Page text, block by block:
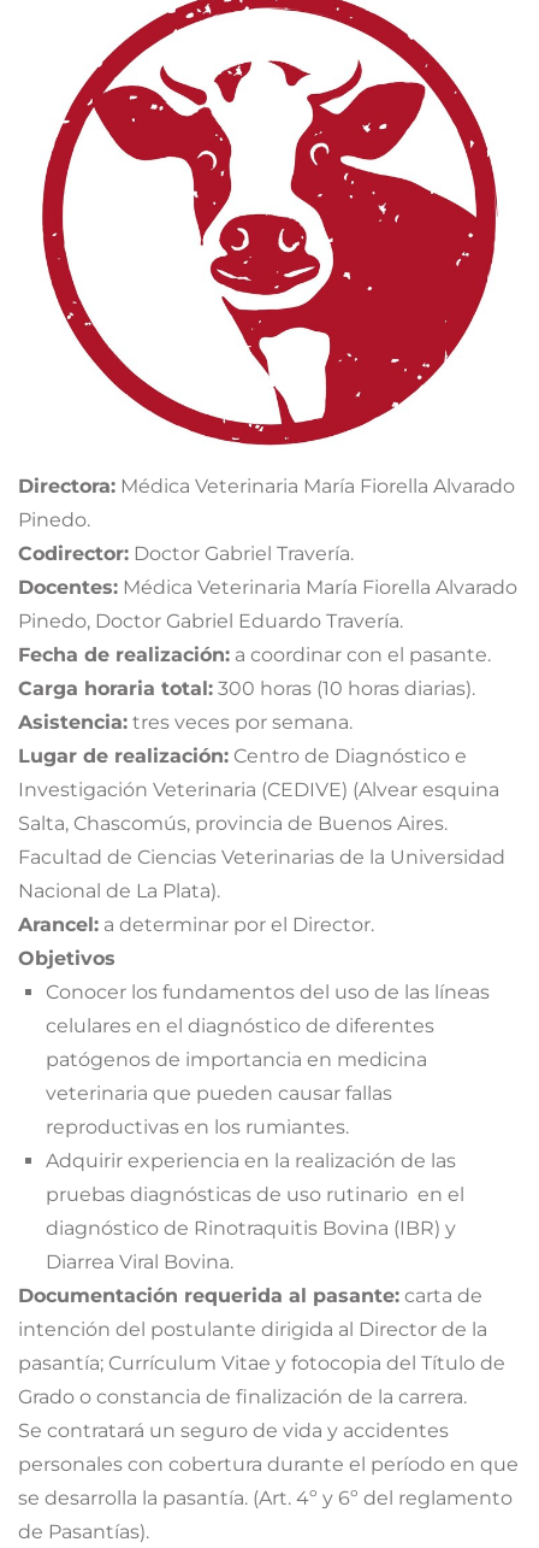
Directora: Médica Veterinaria María Fiorella Alvarado
Pinedo.
Codirector: Doctor Gabriel Travería.
Docentes: Médica Veterinaria María Fiorella Alvarado
Pinedo, Doctor Gabriel Eduardo Travería.
Fecha de realización: a coordinar con el pasante.
Carga horaria total: 300 horas (10 horas diarias).
Asistencia: tres veces por semana.
Lugar de realización: Centro de Diagnóstico e
Investigación Veterinaria (CEDIVE) (Alvear esquina
Salta, Chascomús, provincia de Buenos Aires.
Facultad de Ciencias Veterinarias de la Universidad
Nacional de La Plata).
Arancel: a determinar por el Director.
Objetivos
Conocer los fundamentos del uso de las líneas
celulares en el diagnóstico de diferentes
patógenos de importancia en medicina
veterinaria que pueden causar fallas
reproductivas en los rumiantes.
Adquirir experiencia en la realización de las
pruebas diagnósticas de uso rutinario en el
diagnóstico de Rinotraquitis Bovina (IBR) y
Diarrea Viral Bovina.
Documentación requerida al pasante: carta de
intención del postulante dirigida al Director de la
pasantía; Currículum Vitae y fotocopia del Título de
Grado o constancia de finalización de la carrera.
Se contratará un seguro de vida y accidentes
personales con cobertura durante el período en que
se desarrolla la pasantía. (Art. 4º y 6º del reglamento
de Pasantías).